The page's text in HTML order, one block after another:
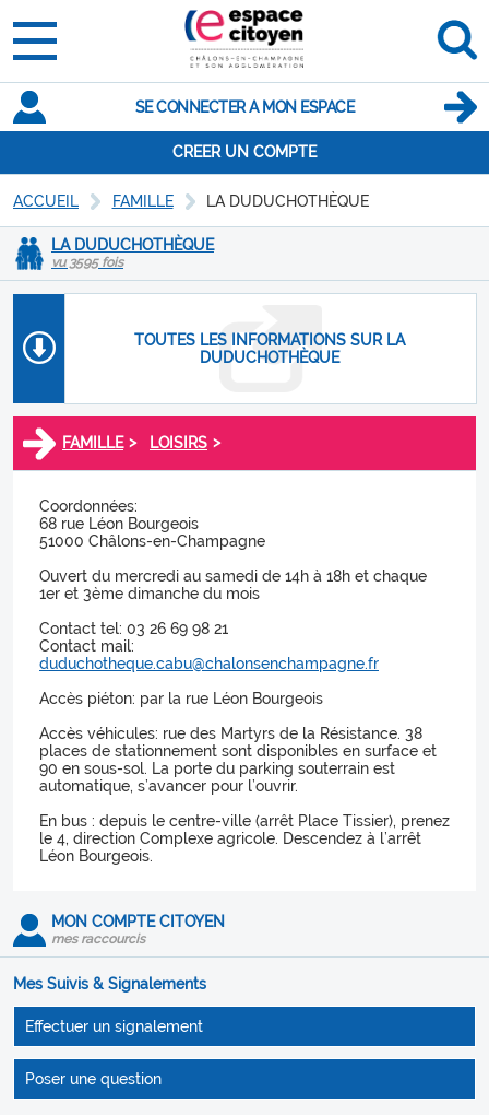
SE CONNECTER A MON ESPACE
CREER UN COMPTE
ACCUEIL FAMILLE LA DUDUCHOTHÈQUE
LA DUDUCHOTHÈQUE
vu 3595 fois
TOUTES LES INFORMATIONS SUR LA
DUDUCHOTHÈQUE
FAMILLE > LOISIRS >
Coordonnées:
68 rue Léon Bourgeois
51000 Châlons-en-Champagne
Ouvert du mercredi au samedi de 14h à 18h et chaque
1er et 3ème dimanche du mois
Contact tel: 03 26 69 98 21
Contact mail:
duduchotheque.cabu@chalonsenchampagne.fr
Accès piéton: par la rue Léon Bourgeois
Accès véhicules: rue des Martyrs de la Résistance. 38
places de stationnement sont disponibles en surface et
90 en sous-sol. La porte du parking souterrain est
automatique, s’avancer pour l’ouvrir.
En bus : depuis le centre-ville (arrêt Place Tissier), prenez
le 4, direction Complexe agricole. Descendez à l’arrêt
Léon Bourgeois.
MON COMPTE CITOYEN
mes raccourcis
Mes Suivis & Signalements
Effectuer un signalement
Poser une question